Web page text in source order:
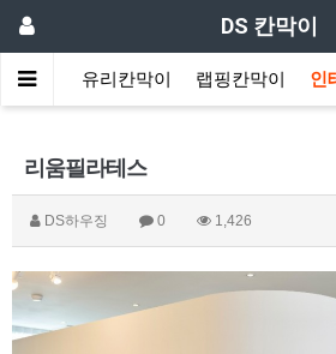
DS 칸막이
막이 유리칸막이 랩핑칸막이 인
리움필라테스
DS하우징 0 1,426